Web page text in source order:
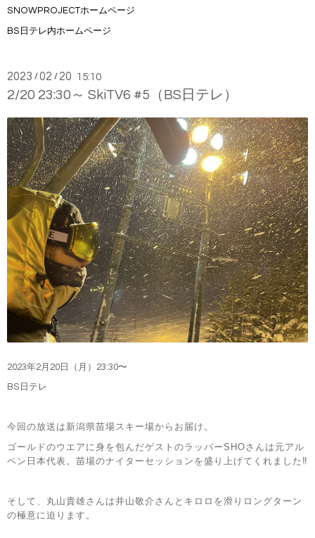
SNOWPROJECTホームページ
BS日テレ内ホームページ
2023 /02 / 20 15:10
2/20 23:30～ SkiTV6 #5（BS日テレ）
2023年2月20 日（月） 23:30〜
BS日テレ
今回の放送は新潟県苗場スキー場からお届け。
ゴールドのウエアに身を包んだゲストのラッパーSHOさんは元アル
ペン日本代表。苗場のナイターセッションを盛り上げてくれました‼︎
そして、丸山貴雄さんは井山敬介さんとキロロを滑りロングターン
の極意に迫ります。